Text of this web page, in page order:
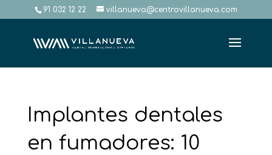
91 032 12 22 villanueva@centrovillanueva.com
Implantes dentales
en fumadores: 10